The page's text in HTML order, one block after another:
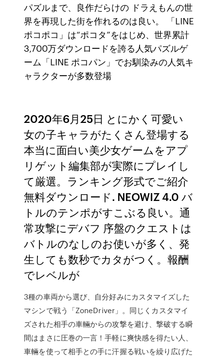
パズルまで、良作だらけの ドラえもんの世
界を再現した街を作れるのは良い。 「LINE
ポコポコ」は“ポコタ”をはじめ、世界累計
3,700万ダウンロードを誇る人気パズルゲ
ーム「LINE ポコパン」でお馴染みの人気キ
ャラクターが多数登場
2020年6月25日 とにかく可愛い
女の子キャラがたくさん登場する
本当に面白い美少女ゲームをアプ
リゲット編集部が実際にプレイし
て厳選。ランキング形式でご紹介
無料ダウンロード. NEOWIZ 4.0 バ
トルのテンポがすこぶる良い。通
常攻撃にデバフ 序盤のクエストは
バトルのなしのお使いが多く、発
生しても数秒でカタがつく。報酬
でレベルが
3種の車両から選び、自分好みにカスタマイズした
マシンで戦う「ZoneDriver」。同じくカスタマイ
ズされた相手の車輛からの攻撃を避け、撃破する瞬
間はまさに圧巻の一言！手軽に爽快感を得たい人、
車輛を使って相手との手に汗握る戦いを繰り広げた